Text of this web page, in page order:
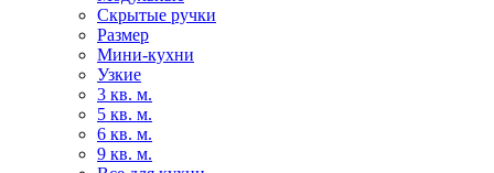
Скрытые ручки
Размер
Мини-кухни
Узкие
3 кв. м.
5 кв. м.
6 кв. м.
9 кв. м.